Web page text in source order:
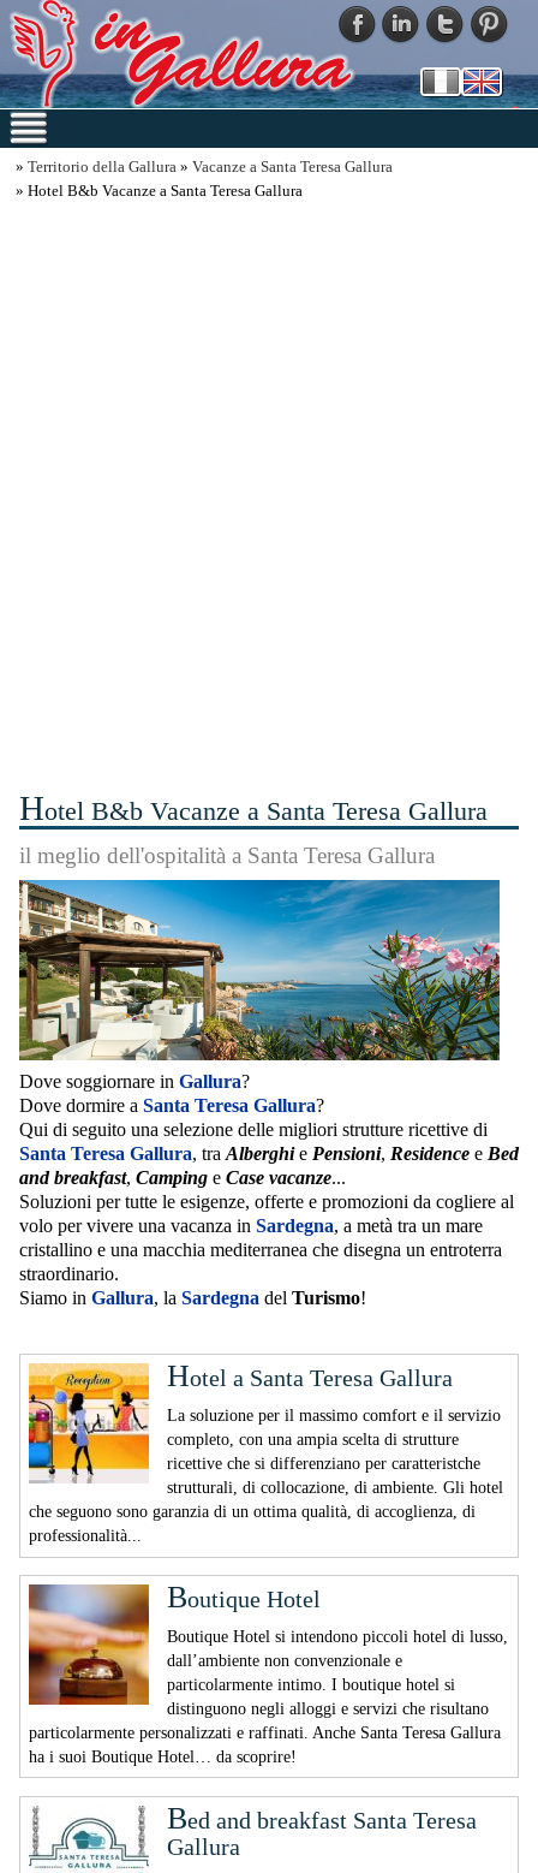
» Territorio della Gallura » Vacanze a Santa Teresa Gallura
» Hotel B&b Vacanze a Santa Teresa Gallura
Hotel B&b Vacanze a Santa Teresa Gallura
il meglio dell'ospitalità a Santa Teresa Gallura
Dove soggiornare in Gallura?
Dove dormire a Santa Teresa Gallura?
Qui di seguito una selezione delle migliori strutture ricettive di
Santa Teresa Gallura, tra Alberghie Pensioni, Residence e Bed
and breakfast, Camping e Case vacanze...
Soluzioni per tutte le esigenze, offerte e promozioni da cogliere al
volo per vivere una vacanza in Sardegna, a metà tra un mare
cristallino e una macchia mediterranea che disegna un entroterra
straordinario.
Siamo in Gallura, la Sardegna del Turismo!
Hotel a Santa Teresa Gallura
La soluzione per il massimo comfort e il servizio
completo, con una ampia scelta di strutture
ricettive che si differenziano per caratteristche
strutturali, di collocazione, di ambiente. Gli hotel
che seguono sono garanzia di un ottima qualità, di accoglienza, di
professionalità...
Boutique Hotel
Boutique Hotel si intendono piccoli hotel di lusso,
dall’ambiente non convenzionale e
particolarmente intimo. I boutique hotel si
distinguono negli alloggi e servizi che risultano
particolarmente personalizzati e raffinati. Anche Santa Teresa Gallura
ha i suoi Boutique Hotel… da scoprire!
Bed and breakfast Santa Teresa
Gallura